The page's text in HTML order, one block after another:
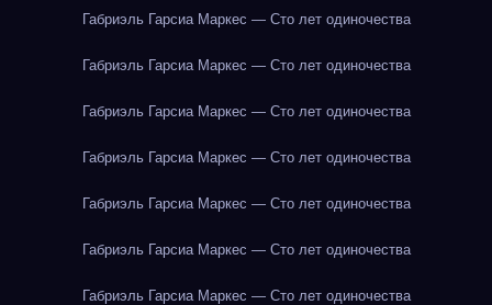
Габриэль Гарсиа Маркес — Сто лет одиночества
Габриэль Гарсиа Маркес — Сто лет одиночества
Габриэль Гарсиа Маркес — Сто лет одиночества
Габриэль Гарсиа Маркес — Сто лет одиночества
Габриэль Гарсиа Маркес — Сто лет одиночества
Габриэль Гарсиа Маркес — Сто лет одиночества
Габриэль Гарсиа Маркес — Сто лет одиночества